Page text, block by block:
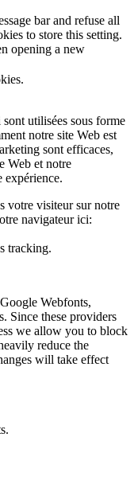
bar and refuse all
to store this setting.
opening a new
utilisées sous forme
notre site Web est
sont efficaces,
Web et notre
expérience.
votre visiteur sur notre
navigateur ici:
tracking.
Webfonts,
Since these providers
we allow you to block
reduce the
will take effect